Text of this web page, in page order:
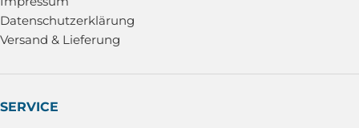
Datenschutzerklärung
Versand & Lieferung
SERVICE